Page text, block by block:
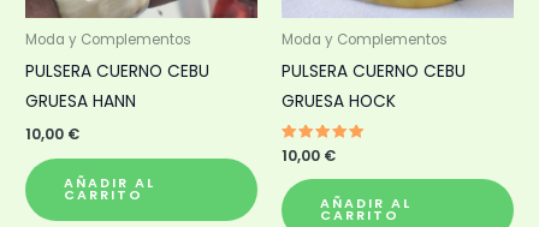
Moda y Complementos
PULSERA CUERNO CEBU
GRUESA HANN
10,00 €
AÑADIR AL
CARRITO
Moda y Complementos
PULSERA CUERNO CEBU
GRUESA HOCK
Valorado
con
5.00
de 5
10,00 €
AÑADIR AL
CARRITO